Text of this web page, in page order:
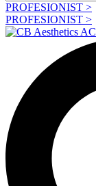
PROFESIONIST >
PROFESIONIST >